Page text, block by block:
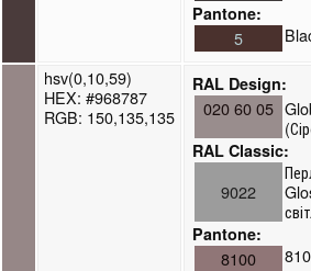
Pantone:
5
hsv(0,10,59)
HEX: #968787
RGB: 150,135,135
RAL Design:
020 60 05
RAL Classic:
9022
Pantone:
8100